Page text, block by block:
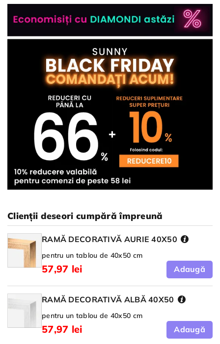
Clienții deseori cumpără împreună
RAMĂ DECORATIVĂ AURIE 40X50
pentru un tablou de 40x50 cm
57,97 lei Adaugă
RAMĂ DECORATIVĂ ALBĂ 40X50
pentru un tablou de 40x50 cm
57,97 lei Adaugă